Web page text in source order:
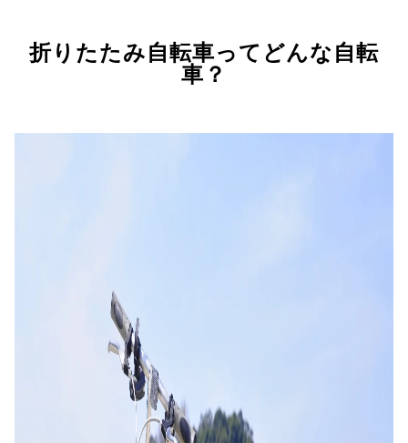
折りたたみ自転車ってどんな自転
車？